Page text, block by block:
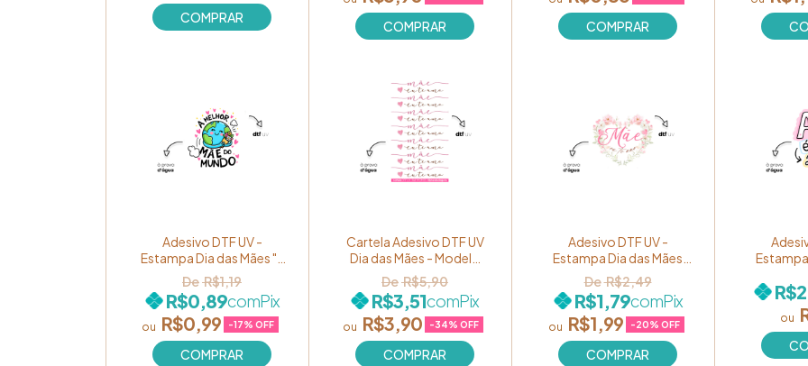
Adesivo DTF UV -
Estampa Dia das Mães "A
melhor mãe do mundo"
Ref. 052
R$0,99 -17% OFF
R$1,19
R$0,89comPix
Cartela Adesivo DTF UV
Dia das Mães - Modelo
"Mãe, eu te amo!" Ref.
MOM05
R$3,90 -34% OFF
R$5,90
R$3,51comPix
Adesivo DTF UV -
Estampa Dia das Mães
"Mãe" Coração Floral
Ref. 060
R$1,99 -20% OFF
R$2,49
R$1,79comPix